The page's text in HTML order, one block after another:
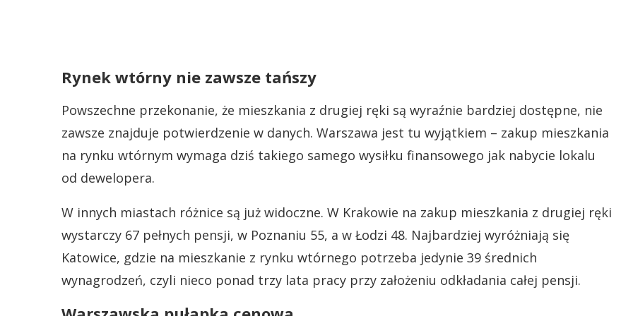
Rynek wtórny nie zawsze tańszy
Powszechne przekonanie, że mieszkania z drugiej ręki są wyraźnie bardziej dostępne, nie
zawsze znajduje potwierdzenie w danych. Warszawa jest tu wyjątkiem – zakup mieszkania
na rynku wtórnym wymaga dziś takiego samego wysiłku finansowego jak nabycie lokalu
od dewelopera.
W innych miastach różnice są już widoczne. W Krakowie na zakup mieszkania z drugiej ręki
wystarczy 67 pełnych pensji, w Poznaniu 55, a w Łodzi 48. Najbardziej wyróżniają się
Katowice, gdzie na mieszkanie z rynku wtórnego potrzeba jedynie 39 średnich
wynagrodzeń, czyli nieco ponad trzy lata pracy przy założeniu odkładania całej pensji.